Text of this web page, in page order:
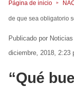
Página de inicio
de que sea obligatorio
diciembre, 2018, 2:23
“Qué